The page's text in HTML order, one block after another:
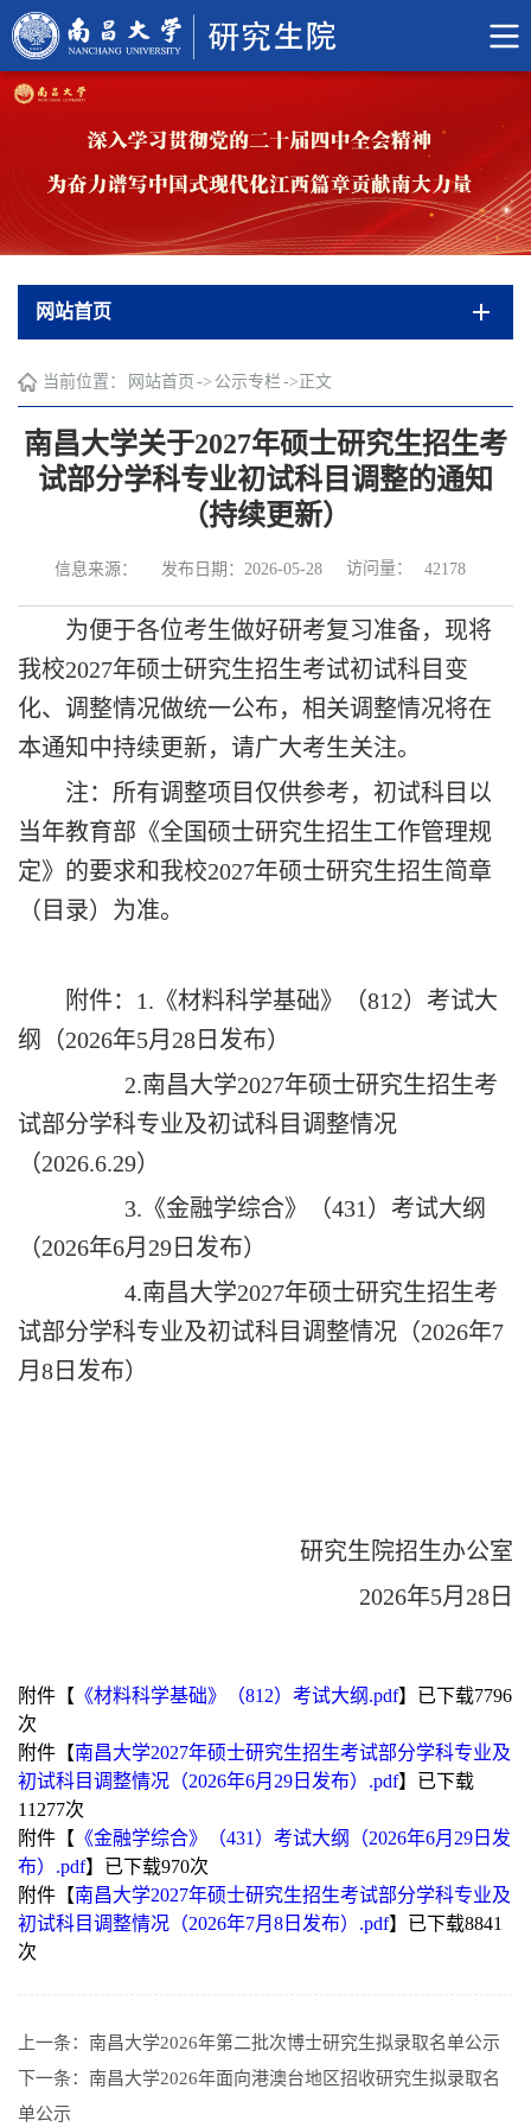
网站首页
当前位置： 网站首页 -> 公示专栏 -> 正文
南昌大学关于2027年硕士研究生招生考
试部分学科专业初试科目调整的通知
（持续更新）
信息来源： 发布日期：2026-05-28 访问量： 42178
为便于各位考生做好研考复习准备，现将
我校2027年硕士研究生招生考试初试科目变
化、调整情况做统一公布，相关调整情况将在
本通知中持续更新，请广大考生关注。
注：所有调整项目仅供参考，初试科目以
当年教育部《全国硕士研究生招生工作管理规
定》的要求和我校2027年硕士研究生招生简章
（目录）为准。
附件：1.《材料科学基础》（812）考试大
纲（2026年5月28日发布）
2.南昌大学2027年硕士研究生招生考
试部分学科专业及初试科目调整情况
（2026.6.29）
3.《金融学综合》（431）考试大纲
（2026年6月29日发布）
4.南昌大学2027年硕士研究生招生考
试部分学科专业及初试科目调整情况（2026年7
月8日发布）
研究生院招生办公室
2026年5月28日
附件【 《材料科学基础》（812）考试大纲.pdf】已下载7796
次
附件【南昌大学2027年硕士研究生招生考试部分学科专业及
初试科目调整情况（2026年6月29日发布）.pdf】已下载
11277次
附件【 《金融学综合》（431）考试大纲（2026年6月29日发
布）.pdf】已下载970次
附件【南昌大学2027年硕士研究生招生考试部分学科专业及
初试科目调整情况（2026年7月8日发布）.pdf】已下载8841
次
上一条： 南昌大学2026年第二批次博士研究生拟录取名单公示
下一条： 南昌大学2026年面向港澳台地区招收研究生拟录取名
单公示